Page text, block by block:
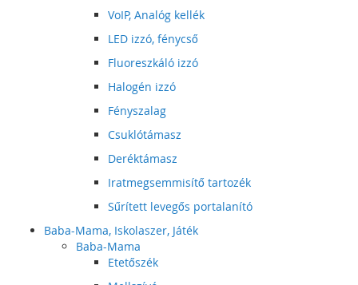
VoIP, Analóg kellék
LED izzó, fénycső
Fluoreszkáló izzó
Halogén izzó
Fényszalag
Csuklótámasz
Deréktámasz
Iratmegsemmisítő tartozék
Sűrített levegős portalanító
Baba-Mama, Iskolaszer, Játék
Baba-Mama
Etetőszék